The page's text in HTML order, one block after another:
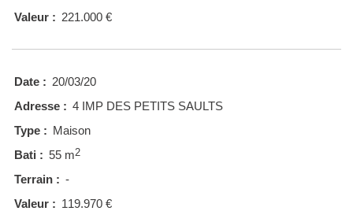
Valeur : 221.000 €
Date : 20/03/20
Adresse : 4 IMP DES PETITS SAULTS
Type : Maison
Bati : 55 m2
Terrain : -
Valeur : 119.970 €